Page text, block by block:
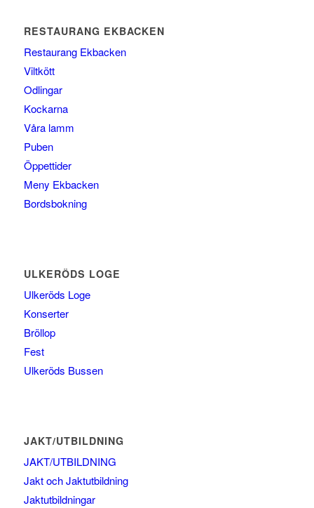
RESTAURANG EKBACKEN
Restaurang Ekbacken
Viltkött
Odlingar
Kockarna
Våra lamm
Puben
Öppettider
Meny Ekbacken
Bordsbokning
ULKERÖDS LOGE
Ulkeröds Loge
Konserter
Bröllop
Fest
Ulkeröds Bussen
JAKT/UTBILDNING
JAKT/UTBILDNING
Jakt och Jaktutbildning
Jaktutbildningar